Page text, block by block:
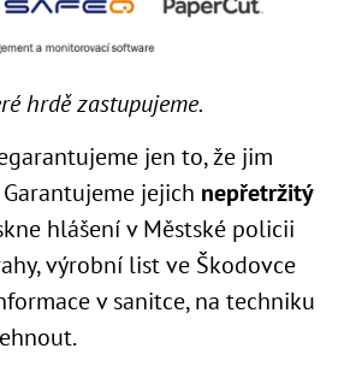
hrdě zastupujeme.
jen to, že jim
jejich nepřetržitý
hlášení v Městské policii
výrobní list ve Škodovce
v sanitce, na techniku